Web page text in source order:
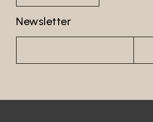
Newsletter